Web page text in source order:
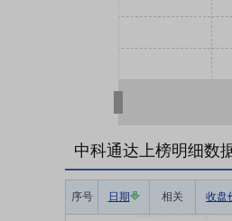
中科通达上榜明细数
序号 日期 相关 收盘